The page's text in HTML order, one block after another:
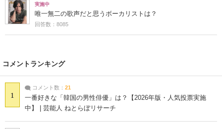
実施中
唯一無二の歌声だと思うボーカリストは？
回答数：8085
コメントランキング
1
コメント数： 21
一番好きな「韓国の男性俳優」は？【2026年版・人気投票実施
中】 | 芸能人 ねとらぼリサーチ